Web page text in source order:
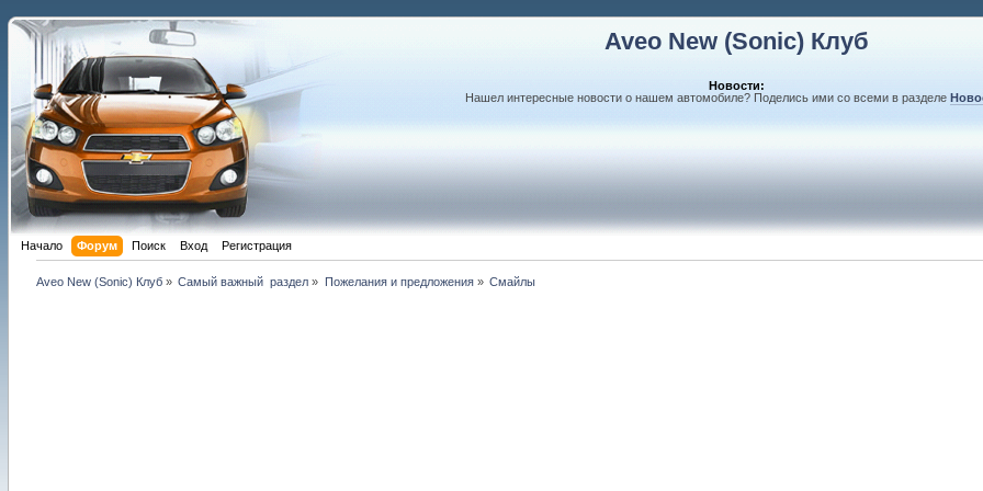
Aveo New (Sonic) Клуб
Новости:
Нашел интересные новости о нашем автомобиле? Поделись ими со всеми в разделе
Начало Форум Поиск Вход Регистрация
Aveo New (Sonic) Клуб» Самый важный  раздел » Пожелания и предложения» Смайлы